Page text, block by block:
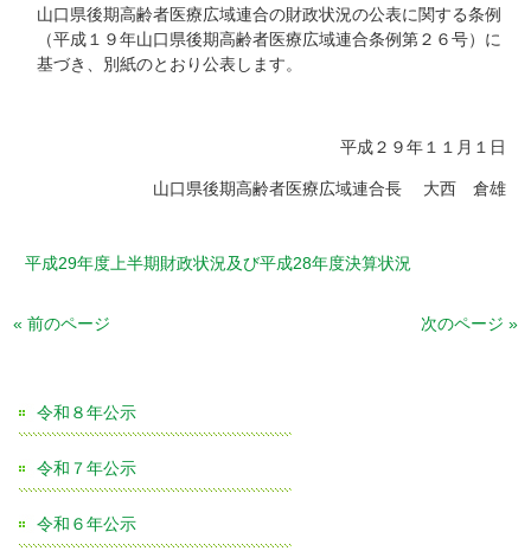
山口県後期高齢者医療広域連合の財政状況の公表に関する条例
（平成１９年山口県後期高齢者医療広域連合条例第２６号）に
基づき、別紙のとおり公表します。
平成２９年１１月１日
山口県後期高齢者医療広域連合長 大西 倉雄
平成29年度上半期財政状況及び平成28年度決算状況
« 前のページ 次のページ »
令和８年公示
令和７年公示
令和６年公示